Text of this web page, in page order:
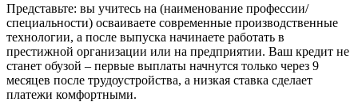
Представьте: вы учитесь на (наименование профессии/
специальности) осваиваете современные производственные
технологии, а после выпуска начинаете работать в
престижной организации или на предприятии. Ваш кредит не
станет обузой – первые выплаты начнутся только через 9
месяцев после трудоустройства, а низкая ставка сделает
платежи комфортными.